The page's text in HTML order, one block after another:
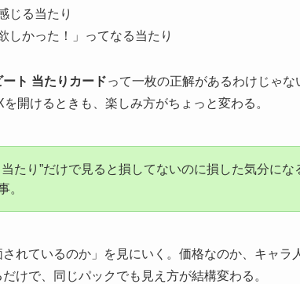
じる当たり
しかった！」ってなる当たり
ート 当たりカードって一枚の正解があるわけじゃ
開けるときも、楽しみ方がちょっと変わる。
当たり”だけで見ると損してないのに損した気分にな
。
れているのか」を見にいく。価格なのか、キャラ
けで、同じパックでも見え方が結構変わる。